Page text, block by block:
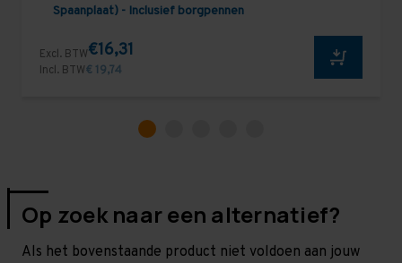
Spaanplaat) - Inclusief borgpennen
Excl. BTW€16,31
Incl. BTW€ 19,74
Op zoek naar een alternatief?
Als het bovenstaande product niet voldoen aan jouw